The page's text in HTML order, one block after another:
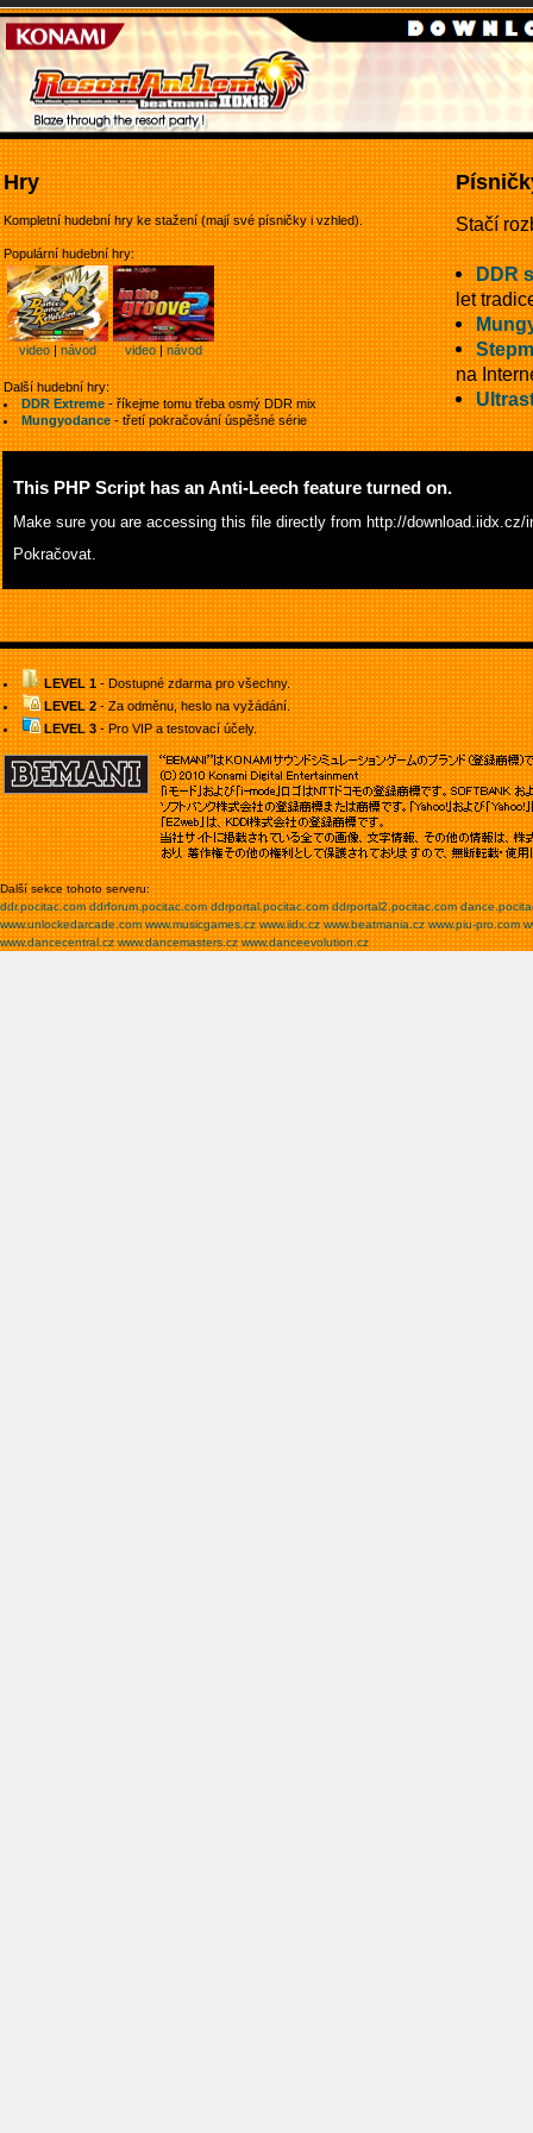
Hry
Kompletní hudební hry ke stažení (mají své písničky i vzhled).
Populární hudební hry:
video|návod video|návod
Další hudební hry:
DDR Extreme- říkejme tomu třeba osmý DDR mix
Mungyodance- třetí pokračování úspěšné série
Stačí
DDR
let
na
This PHP Script has an Anti-Leech feature turned on.
Make sure you are accessing this file directly from http://download.iidx.cz/
Pokračovat.
LEVEL 1- Dostupné zdarma pro všechny.
LEVEL 2- Za odměnu, heslo na vyžádání.
LEVEL 3- Pro VIP a testovací účely.
Další sekce tohoto serveru:
ddr.pocitac.com ddrforum.pocitac.com ddrportal.pocitac.com ddrportal2.pocitac.com
www.unlockedarcade.com www.musicgames.cz www.iidx.cz www.beatmania.cz www.piu-pro.com
www.dancecentral.cz www.dancemasters.cz www.danceevolution.cz